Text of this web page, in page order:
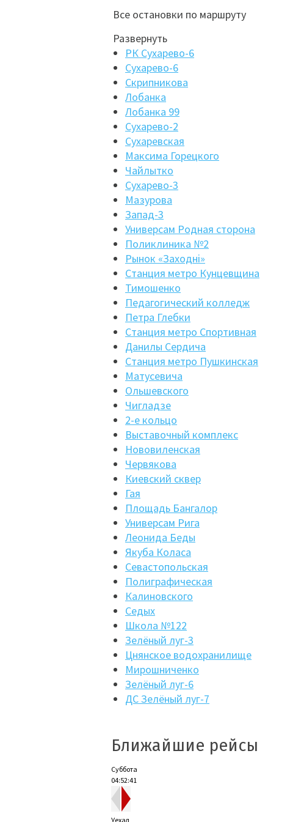
Все остановки по маршруту
Развернуть
РК Сухарево-6
Сухарево-6
Скрипникова
Лобанка
Лобанка 99
Сухарево-2
Сухаревская
Максима Горецкого
Чайлытко
Сухарево-3
Мазурова
Запад-3
Универсам Родная сторона
Поликлиника №2
Рынок «Заходнi»
Станция метро Кунцевщина
Тимошенко
Педагогический колледж
Петра Глебки
Станция метро Спортивная
Данилы Сердича
Станция метро Пушкинская
Матусевича
Ольшевского
Чигладзе
2-е кольцо
Выставочный комплекс
Нововиленская
Червякова
Киевский сквер
Гая
Площадь Бангалор
Универсам Рига
Леонида Беды
Якуба Коласа
Севастопольская
Полиграфическая
Калиновского
Седых
Школа №122
Зелёный луг-3
Цнянское водохранилище
Мирошниченко
Зелёный луг-6
ДС Зелёный луг-7
Ближайшие рейсы
Суббота
04:52:41
Уехал